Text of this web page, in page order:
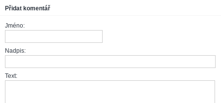
Přidat komentář
Jméno:
Nadpis:
Text: